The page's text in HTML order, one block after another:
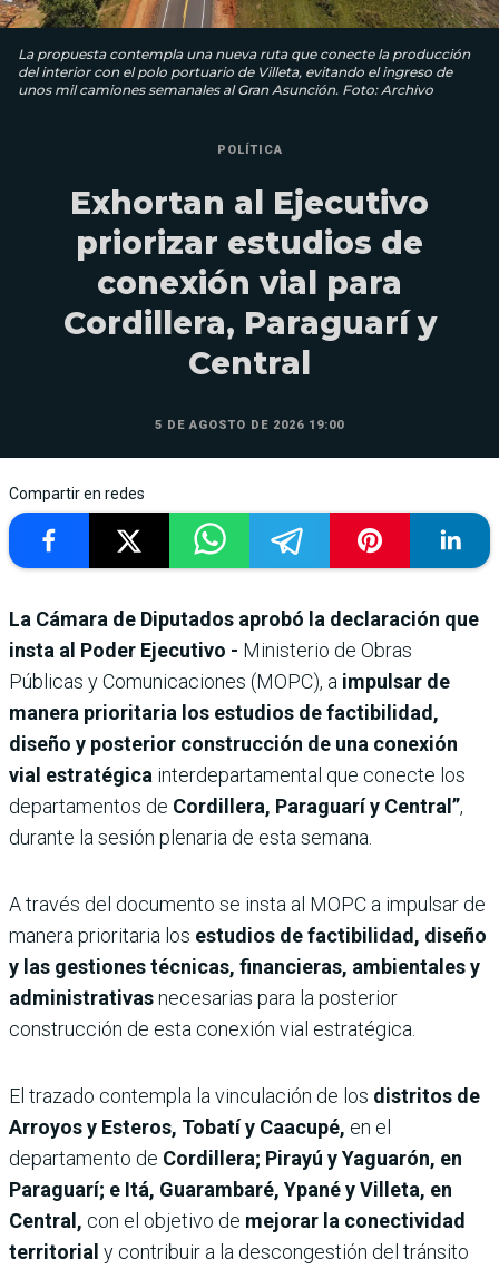
La propuesta contempla una nueva ruta que conecte la producción
del interior con el polo portuario de Villeta, evitando el ingreso de
unos mil camiones semanales al Gran Asunción. Foto: Archivo
POLÍTICA
Exhortan al Ejecutivo
priorizar estudios de
conexión vial para
Cordillera, Paraguarí y
Central
5 DE AGOSTO DE 2026 19:00
Compartir en redes
La Cámara de Diputados aprobó la declaración que
insta al Poder Ejecutivo - Ministerio de Obras
Públicas y Comunicaciones (MOPC), a impulsar de
manera prioritaria los estudios de factibilidad,
diseño y posterior construcción de una conexión
vial estratégica interdepartamental que conecte los
departamentos de Cordillera, Paraguarí y Central”,
durante la sesión plenaria de esta semana.
A través del documento se insta al MOPC a impulsar de
manera prioritaria los estudios de factibilidad, diseño
y las gestiones técnicas, financieras, ambientales y
administrativasnecesarias para la posterior
construcción de esta conexión vial estratégica.
El trazado contempla la vinculación de los distritos de
Arroyos y Esteros, Tobatí y Caacupé, en el
departamento de Cordillera; Pirayú y Yaguarón, en
Paraguarí; e Itá, Guarambaré, Ypané y Villeta, en
Central, con el objetivo de mejorar la conectividad
territorial y contribuir a la descongestión del tránsito